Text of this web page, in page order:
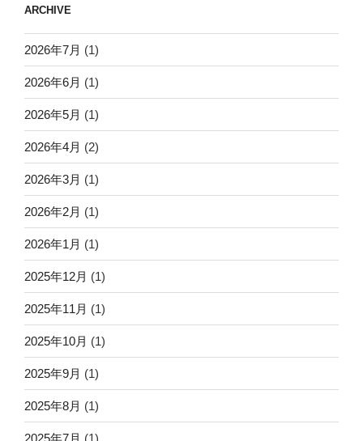
ARCHIVE
2026年7月 (1)
2026年6月 (1)
2026年5月 (1)
2026年4月 (2)
2026年3月 (1)
2026年2月 (1)
2026年1月 (1)
2025年12月 (1)
2025年11月 (1)
2025年10月 (1)
2025年9月 (1)
2025年8月 (1)
2025年7月 (1)